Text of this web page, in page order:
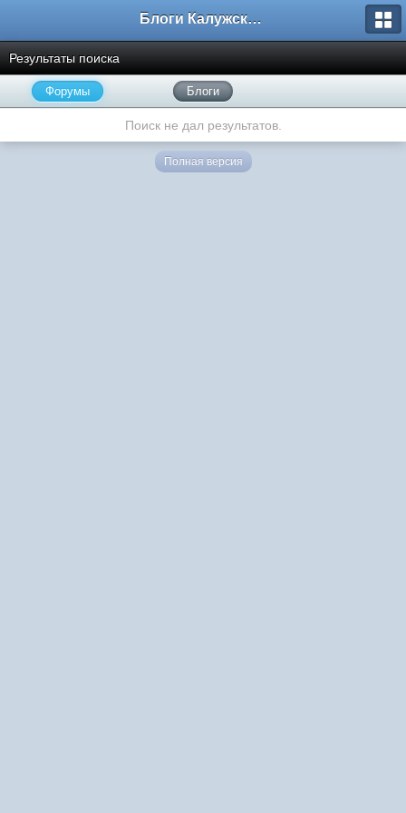
Блоги Калужского перекрестка
Результаты поиска
Форумы Блоги
Поиск не дал результатов.
Полная версия